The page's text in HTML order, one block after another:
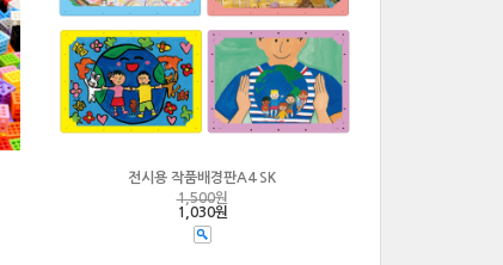
전시용 작품배경판A4 SK
1,500원
1,030원